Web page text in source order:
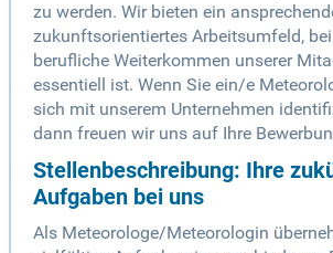
zu werden. Wir bieten ein
zukunftsorientiertes Arbeitsumfeld,
berufliche Weiterkommen unserer
essentiell ist. Wenn Sie ein/e
sich mit unserem Unternehmen
dann freuen wir uns auf Ihre
Stellenbeschreibung: Ihre
Aufgaben bei uns
Als Meteorologe/Meteorologin